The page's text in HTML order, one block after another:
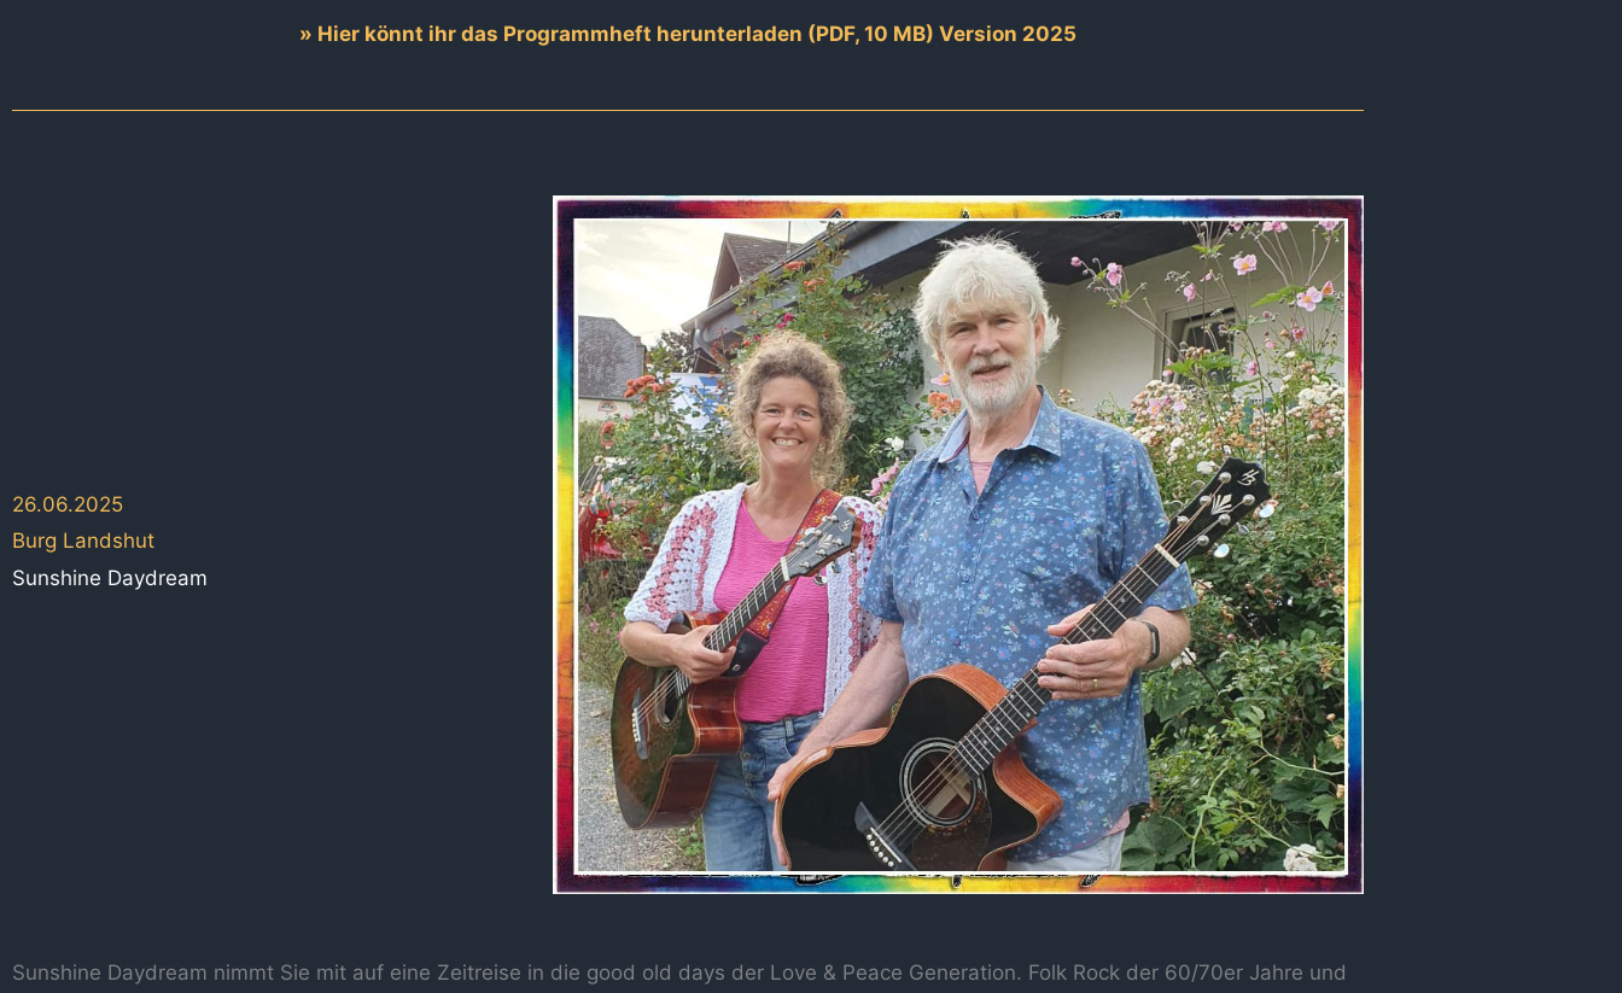
» Hier könnt ihr das Programmheft herunterladen (PDF, 10 MB) Version 2025
26.06.2025
Burg Landshut
Sunshine Daydream
Sunshine Daydream nimmt Sie mit auf eine Zeitreise in die good old days der Love & Peace Generation. Folk Rock der 60/70er Jahre und